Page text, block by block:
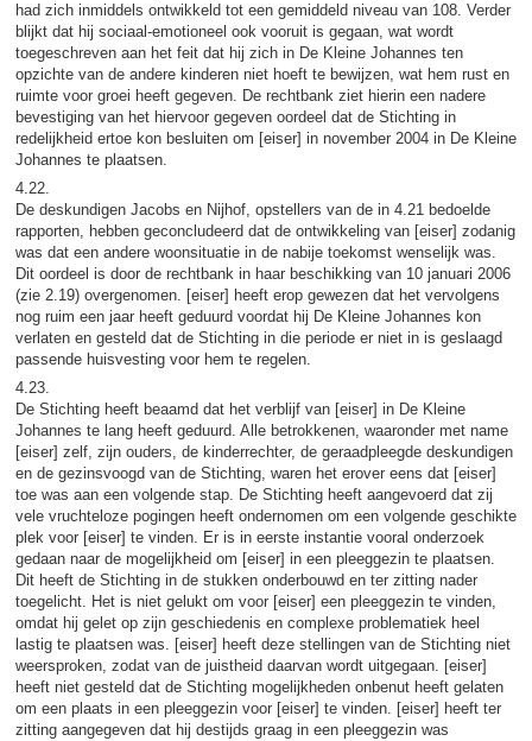
had zich inmiddels ontwikkeld tot een gemiddeld niveau van 108. Verder
blijkt dat hij sociaal-emotioneel ook vooruit is gegaan, wat wordt
toegeschreven aan het feit dat hij zich in De Kleine Johannes ten
opzichte van de andere kinderen niet hoeft te bewijzen, wat hem rust en
ruimte voor groei heeft gegeven. De rechtbank ziet hierin een nadere
bevestiging van het hiervoor gegeven oordeel dat de Stichting in
redelijkheid ertoe kon besluiten om [eiser] in november 2004 in De Kleine
Johannes te plaatsen.
4.22.
De deskundigen Jacobs en Nijhof, opstellers van de in 4.21 bedoelde
rapporten, hebben geconcludeerd dat de ontwikkeling van [eiser] zodanig
was dat een andere woonsituatie in de nabije toekomst wenselijk was.
Dit oordeel is door de rechtbank in haar beschikking van 10 januari 2006
(zie 2.19) overgenomen. [eiser] heeft erop gewezen dat het vervolgens
nog ruim een jaar heeft geduurd voordat hij De Kleine Johannes kon
verlaten en gesteld dat de Stichting in die periode er niet in is geslaagd
passende huisvesting voor hem te regelen.
4.23.
De Stichting heeft beaamd dat het verblijf van [eiser] in De Kleine
Johannes te lang heeft geduurd. Alle betrokkenen, waaronder met name
[eiser] zelf, zijn ouders, de kinderrechter, de geraadpleegde deskundigen
en de gezinsvoogd van de Stichting, waren het erover eens dat [eiser]
toe was aan een volgende stap. De Stichting heeft aangevoerd dat zij
vele vruchteloze pogingen heeft ondernomen om een volgende geschikte
plek voor [eiser] te vinden. Er is in eerste instantie vooral onderzoek
gedaan naar de mogelijkheid om [eiser] in een pleeggezin te plaatsen.
Dit heeft de Stichting in de stukken onderbouwd en ter zitting nader
toegelicht. Het is niet gelukt om voor [eiser] een pleeggezin te vinden,
omdat hij gelet op zijn geschiedenis en complexe problematiek heel
lastig te plaatsen was. [eiser] heeft deze stellingen van de Stichting niet
weersproken, zodat van de juistheid daarvan wordt uitgegaan. [eiser]
heeft niet gesteld dat de Stichting mogelijkheden onbenut heeft gelaten
om een plaats in een pleeggezin voor [eiser] te vinden. [eiser] heeft ter
zitting aangegeven dat hij destijds graag in een pleeggezin was